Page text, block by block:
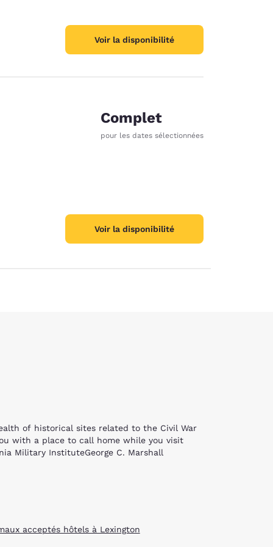
Voir la disponibilité
Complet
pour les dates sélectionnées
Voir la disponibilité
of historical sites related to the Civil War
with a place to call home while you visit
Military InstituteGeorge C. Marshall
country. Founded in 1749, Washington and
the Civil War.Next, head over to Virginia
cadet parades at the “West Point of the
life was like during the Civil War.The
acceptés hôtels à Lexington